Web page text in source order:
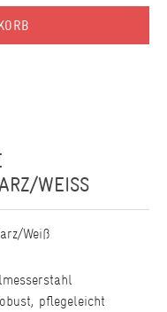
WEISS
Weiß
pflegeleicht